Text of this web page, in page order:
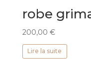
robe
200,00 €
Lire la suite